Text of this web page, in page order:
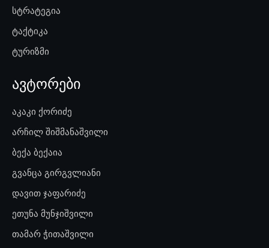
სტრატეგია
ტაქტიკა
ტურიზმი
ავტორები
აკაკი ქორიძე
არჩილ შიშმანაშვილი
ბექა ბექაია
გვანცა გირგვლიანი
დავით ჯაფარიძე
ეთუნა მუნჯიშვილი
თამარ ჭითაშვილი